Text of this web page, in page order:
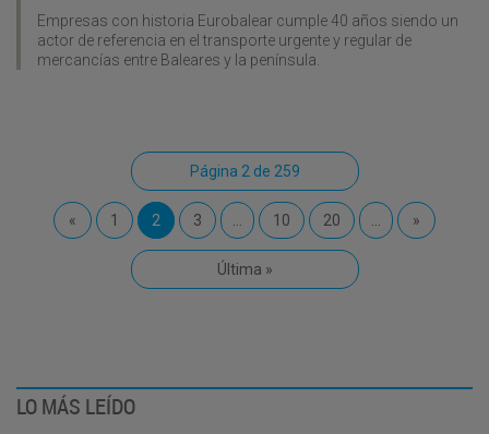
Empresas con historia Eurobalear cumple 40 años siendo un
actor de referencia en el transporte urgente y regular de
mercancías entre Baleares y la península.
Página 2 de 259
« 1 2 3 10 20 »
Última »
LO MÁS LEÍDO